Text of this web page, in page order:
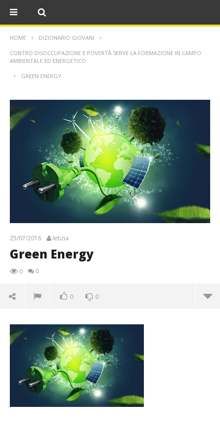
HOME DIZIONARIO GIOVANI
CONTRO DISOCCUPAZIONE E POVERTÀ SERVE LA FORMAZIONE IN CAMPO
AMBIENTALE ED ENERGETICO
GREEN ENERGY
25/07/2016 letizia
Green Energy
0 0
0 0
25/07/2016
letizia